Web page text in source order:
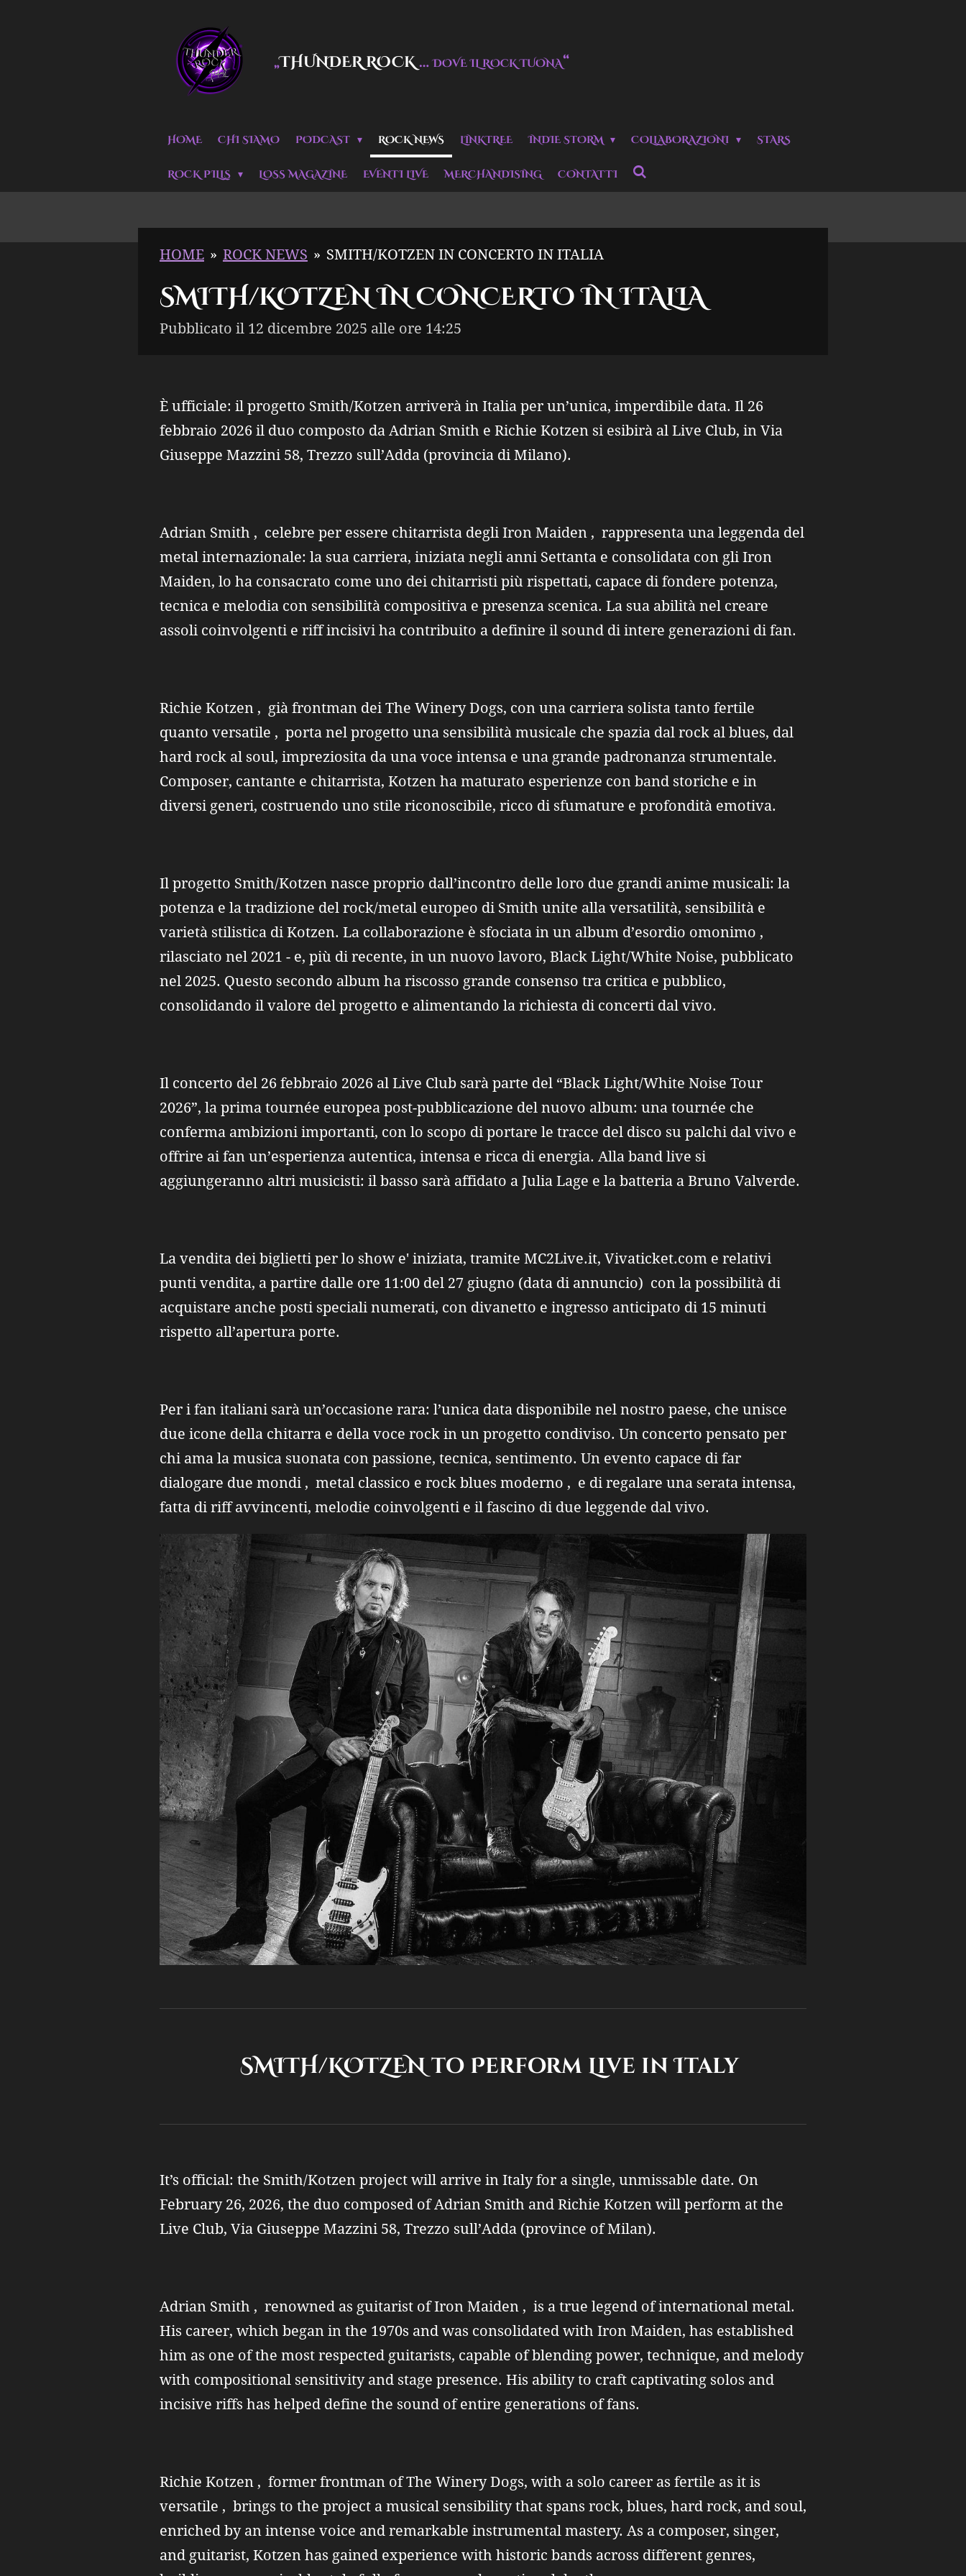
„THUNDER ROCK…DOVE IL ROCK TUONA“
HOME CHI SIAMO PODCAST ROCK NEWS LINKTREE INDIE STORM COLLABORAZIONI STARS
ROCK PILLS LOSS MAGAZINE EVENTI LIVE MERCHANDISING CONTATTI
HOME » ROCK NEWS » SMITH/KOTZEN IN CONCERTO IN ITALIA
SMITH/KOTZEN IN CONCERTO IN ITALIA
Pubblicato il 12 dicembre 2025 alle ore 14:25
È ufficiale: il progetto Smith/Kotzen arriverà in Italia per un’unica, imperdibile data. Il 26
febbraio 2026 il duo composto da Adrian Smith e Richie Kotzen si esibirà al Live Club, in Via
Giuseppe Mazzini 58, Trezzo sull’Adda (provincia di Milano).
Adrian Smith , celebre per essere chitarrista degli Iron Maiden , rappresenta una leggenda del
metal internazionale: la sua carriera, iniziata negli anni Settanta e consolidata con gli Iron
Maiden, lo ha consacrato come uno dei chitarristi più rispettati, capace di fondere potenza,
tecnica e melodia con sensibilità compositiva e presenza scenica. La sua abilità nel creare
assoli coinvolgenti e riff incisivi ha contribuito a definire il sound di intere generazioni di fan.
Richie Kotzen , già frontman dei The Winery Dogs, con una carriera solista tanto fertile
quanto versatile , porta nel progetto una sensibilità musicale che spazia dal rock al blues, dal
hard rock al soul, impreziosita da una voce intensa e una grande padronanza strumentale.
Composer, cantante e chitarrista, Kotzen ha maturato esperienze con band storiche e in
diversi generi, costruendo uno stile riconoscibile, ricco di sfumature e profondità emotiva.
Il progetto Smith/Kotzen nasce proprio dall’incontro delle loro due grandi anime musicali: la
potenza e la tradizione del rock/metal europeo di Smith unite alla versatilità, sensibilità e
varietà stilistica di Kotzen. La collaborazione è sfociata in un album d’esordio omonimo ,
rilasciato nel 2021 - e, più di recente, in un nuovo lavoro, Black Light/White Noise, pubblicato
nel 2025. Questo secondo album ha riscosso grande consenso tra critica e pubblico,
consolidando il valore del progetto e alimentando la richiesta di concerti dal vivo.
Il concerto del 26 febbraio 2026 al Live Club sarà parte del “Black Light/White Noise Tour
2026”, la prima tournée europea post-pubblicazione del nuovo album: una tournée che
conferma ambizioni importanti, con lo scopo di portare le tracce del disco su palchi dal vivo e
offrire ai fan un’esperienza autentica, intensa e ricca di energia. Alla band live si
aggiungeranno altri musicisti: il basso sarà affidato a Julia Lage e la batteria a Bruno Valverde.
La vendita dei biglietti per lo show e' iniziata, tramite MC2Live.it, Vivaticket.com e relativi
punti vendita, a partire dalle ore 11:00 del 27 giugno (data di annuncio) con la possibilità di
acquistare anche posti speciali numerati, con divanetto e ingresso anticipato di 15 minuti
rispetto all’apertura porte.
Per i fan italiani sarà un’occasione rara: l’unica data disponibile nel nostro paese, che unisce
due icone della chitarra e della voce rock in un progetto condiviso. Un concerto pensato per
chi ama la musica suonata con passione, tecnica, sentimento. Un evento capace di far
dialogare due mondi , metal classico e rock blues moderno , e di regalare una serata intensa,
fatta di riff avvincenti, melodie coinvolgenti e il fascino di due leggende dal vivo.
SMITH/KOTZEN to Perform Live in Italy
It’s official: the Smith/Kotzen project will arrive in Italy for a single, unmissable date. On
February 26, 2026, the duo composed of Adrian Smith and Richie Kotzen will perform at the
Live Club, Via Giuseppe Mazzini 58, Trezzo sull’Adda (province of Milan).
Adrian Smith , renowned as guitarist of Iron Maiden , is a true legend of international metal.
His career, which began in the 1970s and was consolidated with Iron Maiden, has established
him as one of the most respected guitarists, capable of blending power, technique, and melody
with compositional sensitivity and stage presence. His ability to craft captivating solos and
incisive riffs has helped define the sound of entire generations of fans.
Richie Kotzen , former frontman of The Winery Dogs, with a solo career as fertile as it is
versatile , brings to the project a musical sensibility that spans rock, blues, hard rock, and soul,
enriched by an intense voice and remarkable instrumental mastery. As a composer, singer,
and guitarist, Kotzen has gained experience with historic bands across different genres,